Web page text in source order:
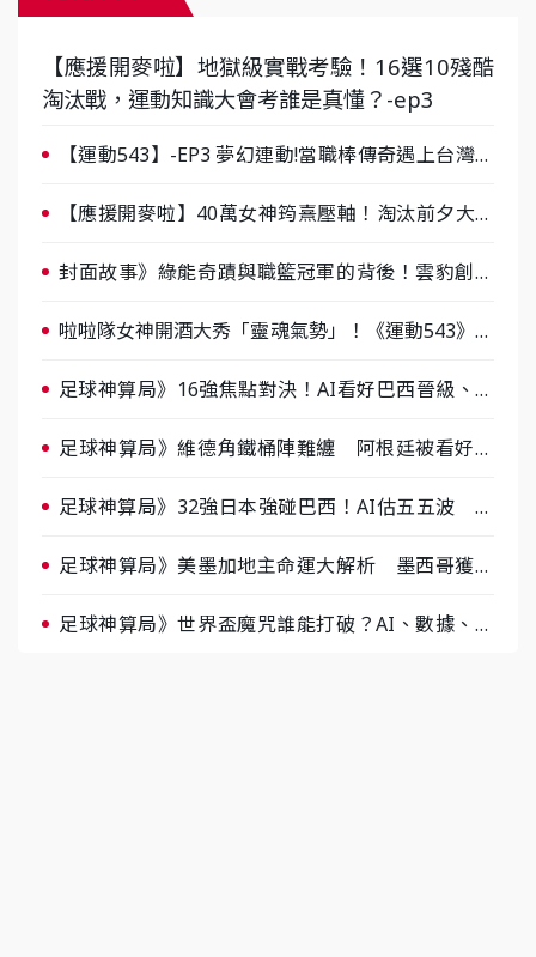
【應援開麥啦】地獄級實戰考驗！16選10殘酷
淘汰戰，運動知識大會考誰是真懂？-ep3
【運動543】-EP3 夢幻連動!當職棒傳奇遇上台灣女
【應援開麥啦】40萬女神筠熹壓軸！淘汰前夕大混
封面故事》綠能奇蹟與職籃冠軍的背後！雲豹創辦
啦啦隊女神開酒大秀「靈魂氣勢」！《運動543》微
足球神算局》16強焦點對決！AI看好巴西晉級、數
足球神算局》維德角鐵桶陣難纏 阿根廷被看好下
足球神算局》32強日本強碰巴西！AI估五五波 牛
足球神算局》美墨加地主命運大解析 墨西哥獲數
足球神算局》世界盃魔咒誰能打破？AI、數據、塔